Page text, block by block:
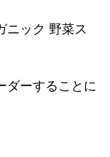
ニック 野菜ス
ダーすることに